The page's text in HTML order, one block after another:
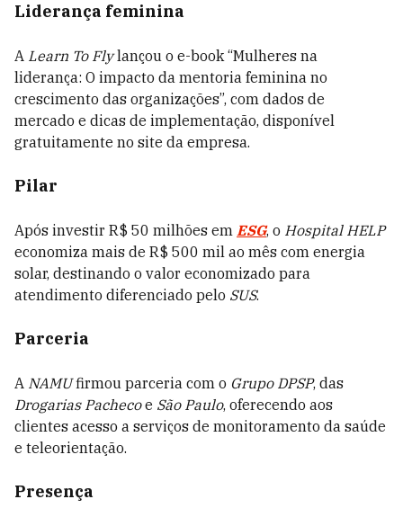
Liderança feminina
A Learn To Flylançou o e-book “Mulheres na
liderança: O impacto da mentoria feminina no
crescimento das organizações”, com dados de
mercado e dicas de implementação, disponível
gratuitamente no site da empresa.
Pilar
Após investir R$ 50 milhões em ESG, o Hospital HELP
economiza mais de R$ 500 mil ao mês com energia
solar, destinando o valor economizado para
atendimento diferenciado pelo SUS.
Parceria
A NAMUfirmou parceria com o Grupo DPSP, das
Drogarias Pachecoe São Paulo, oferecendo aos
clientes acesso a serviços de monitoramento da saúde
e teleorientação.
Presença